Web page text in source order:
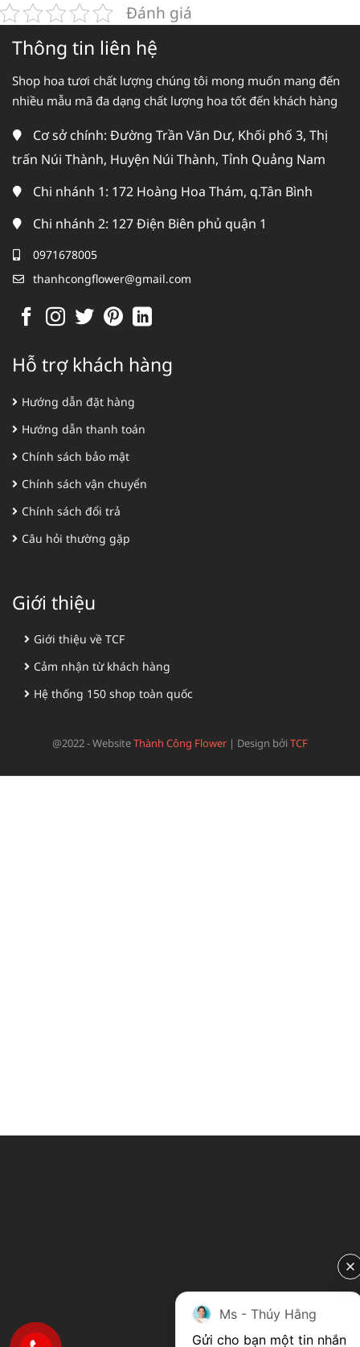
Đánh giá
Thông tin liên hệ
Shop hoa tươi chất lượng chúng tôi mong muốn mang đến
nhiều mẫu mã đa dạng chất lượng hoa tốt đến khách hàng
Cơ sở chính: Đường Trần Văn Dư, Khối phố 3, Thị
trấn Núi Thành, Huyện Núi Thành, Tỉnh Quảng Nam
Chi nhánh 1: 172 Hoàng Hoa Thám, q.Tân Bình
Chi nhánh 2: 127 Điện Biên phủ quận 1
0971678005
thanhcongflower@gmail.com
Hỗ trợ khách hàng
Hướng dẫn đặt hàng
Hướng dẫn thanh toán
Chính sách bảo mật
Chính sách vận chuyển
Chính sách đổi trả
Câu hỏi thường gặp
Giới thiệu
Giới thiệu về TCF
Cảm nhận từ khách hàng
Hệ thống 150 shop toàn quốc
@2022 - WebsiteThành Công Flower | Design bởiTCF
Ms - Thúy Hằng
Gửi cho bạn một tin nhắn